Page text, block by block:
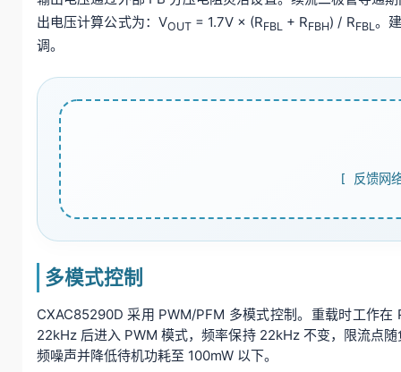
出电压计算公式为：VOUT= 1.7V × (RFBL + RFBH) / RFBL。
调。
[ 反馈网
多模式控制
CXAC85290D 采用 PWM/PFM 多模式控制。重载时工作
22kHz 后进入 PWM 模式，频率保持 22kHz 不变，限流点
频噪声并降低待机功耗至 100mW 以下。